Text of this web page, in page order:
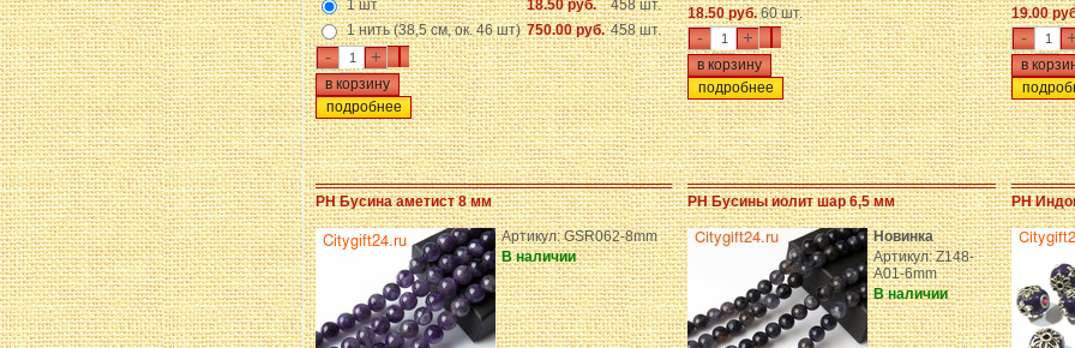
1 шт 18.50 руб.
458 шт.
1 нить (38,5 см, ок. 46 шт) 750.00 руб. 458 шт.
- +
подробнее
18.50 руб.60 шт.
- +
подробнее
19.00
-
PH Бусина аметист 8 мм
Артикул: GSR062-8mm
В наличии
PH Бусины иолит шар 6,5 мм
Новинка
Артикул: Z148-
A01-6mm
В наличии
PH